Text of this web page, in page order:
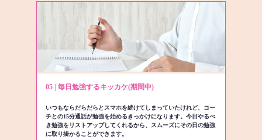
05 | 毎日勉強するキッカケ(期間中)
いつもならだらだらとスマホを続けてしまっていたけれど、コー
チとの15分通話が勉強を始めるきっかけになります。今日やるべ
き勉強をリストアップしてくれるから、スムーズにその日の勉強
に取り掛かることができます。